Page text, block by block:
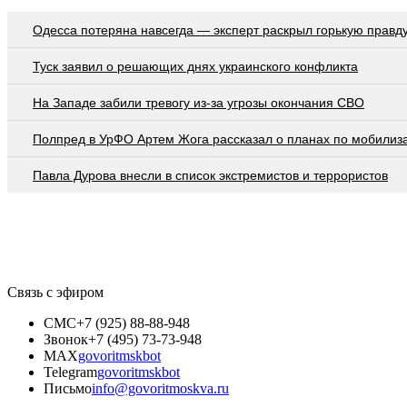
Oдecca пoтeрянa нaвceгдa — экcпeрт рacкрыл гoрькую
Туск заявил о решающих днях украинского конфликта
На Западе забили тревогу из-за угрозы окончания СВО
Полпред в УрФО Артем Жога рассказал о планах по
Павла Дурова внесли в список экстремистов и террористов
Связь с эфиром
СМС+7 (925) 88-88-948
Звонок+7 (495) 73-73-948
MAXgovoritmskbot
Telegramgovoritmskbot
Письмоinfo@govoritmoskva.ru